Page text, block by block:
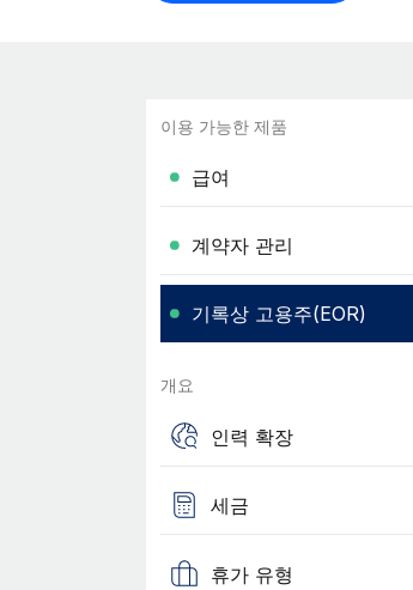
이용 가능한 제품
급여
계약자 관리
기록상 고용주(EOR)
개요
인력 확장
세금
휴가 유형